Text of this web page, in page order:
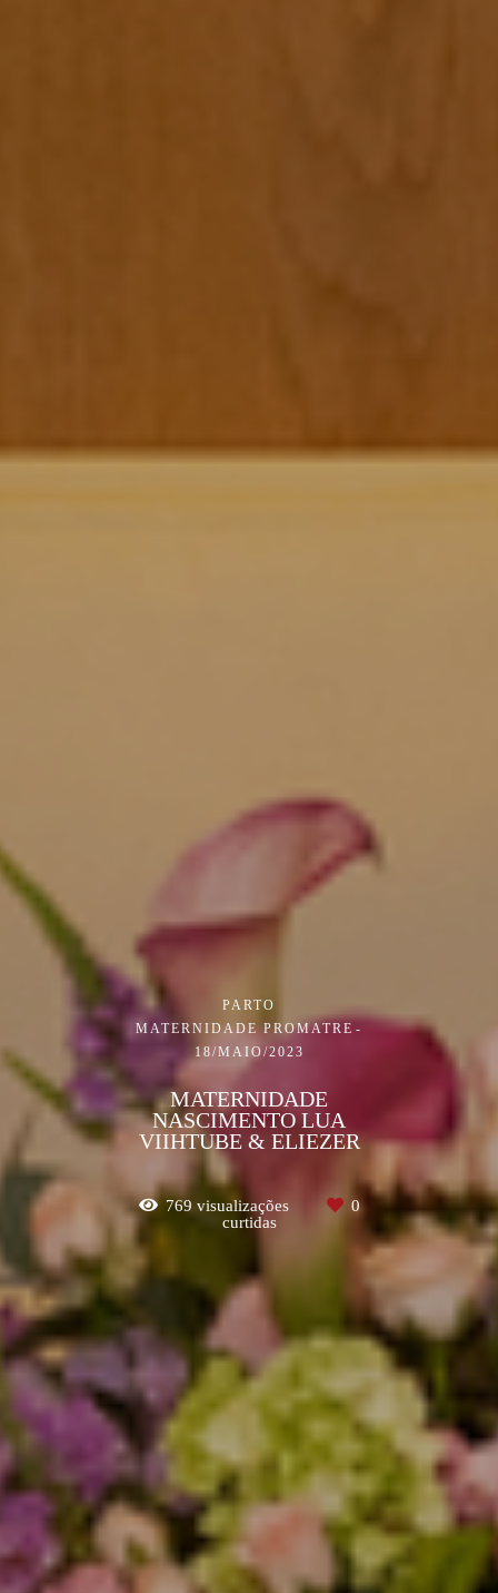
PARTO
MATERNIDADE PROMATRE
18/MAIO/2023
MATERNIDADE
NASCIMENTO LUA
VIIHTUBE & ELIEZER
769 visualizações
0
curtidas